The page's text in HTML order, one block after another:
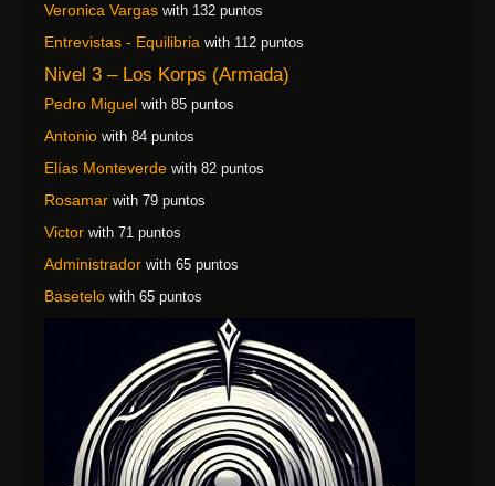
Veronica Vargas with 132 puntos
Entrevistas - Equilibria with 112 puntos
Nivel 3 – Los Korps (Armada)
Pedro Miguel with 85 puntos
Antonio with 84 puntos
Elías Monteverde with 82 puntos
Rosamar with 79 puntos
Victor with 71 puntos
Administrador with 65 puntos
Basetelo with 65 puntos